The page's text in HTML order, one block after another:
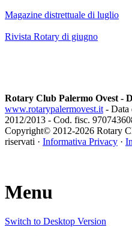
Magazine distrettuale di luglio
Rivista Rotary di giugno
Rotary Club Palermo Ovest -
www.rotarypalermovest.it- Data
2012/2013 - Cod. fisc.
Copyright© 2012-2026 Rotary
riservati · Informativa Privacy ·
Menu
Switch to Desktop Version